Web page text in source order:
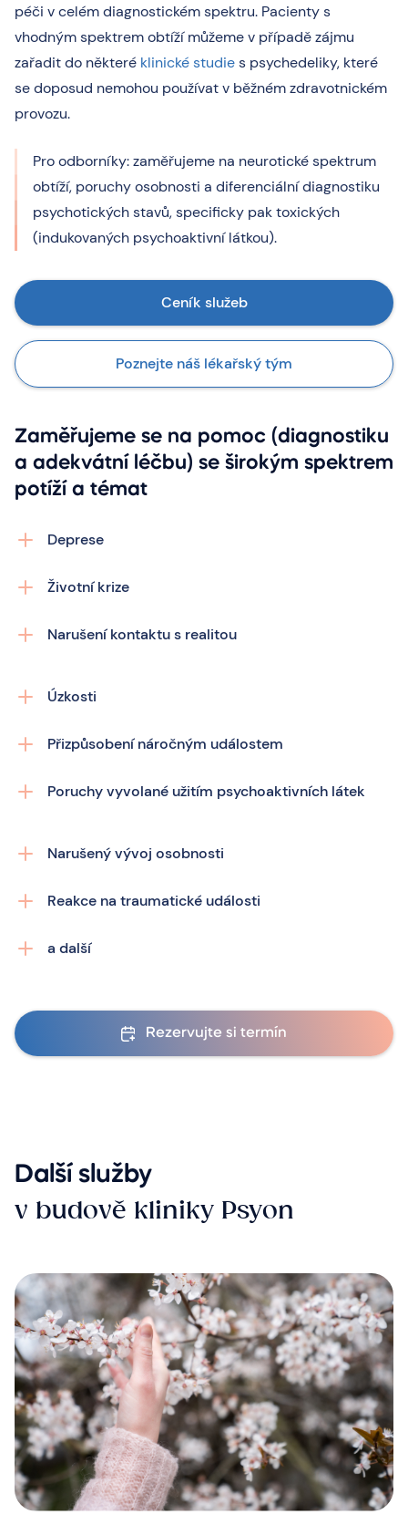
péči v celém diagnostickém spektru. Pacienty s
vhodným spektrem obtíží můžeme v případě zájmu
zařadit do některé klinické studies psychedeliky, které
se doposud nemohou používat v běžném zdravotnickém
provozu.
Pro odborníky: zaměřujeme na neurotické spektrum
obtíží, poruchy osobnosti a diferenciální diagnostiku
psychotických stavů, specificky pak toxických
(indukovaných psychoaktivní látkou).
Ceník služeb
Poznejte náš lékařský tým
Zaměřujeme se na pomoc (diagnostiku
a adekvátní léčbu) se širokým spektrem
potíží a témat
Deprese
Životní krize
Narušení kontaktu s realitou
Úzkosti
Přizpůsobení náročným událostem
Poruchy vyvolané užitím psychoaktivních látek
Narušený vývoj osobnosti
Reakce na traumatické události
a další
Rezervujte si termín
Další služby
v budově kliniky Psyon